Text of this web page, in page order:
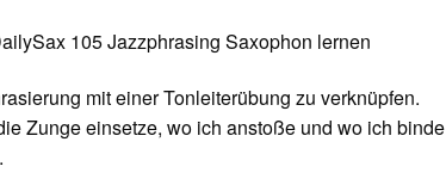
105 Jazzphrasing Saxophon lernen
mit einer Tonleiterübung zu verknüpfen.
Zunge einsetze, wo ich anstoße und wo ich binde